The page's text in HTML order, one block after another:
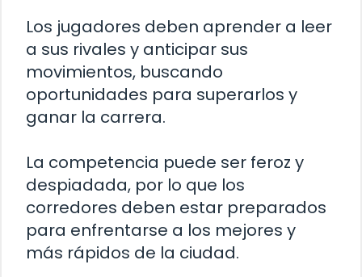
Los jugadores deben aprender a leer
a sus rivales y anticipar sus
movimientos, buscando
oportunidades para superarlos y
ganar la carrera.
La competencia puede ser feroz y
despiadada, por lo que los
corredores deben estar preparados
para enfrentarse a los mejores y
más rápidos de la ciudad.